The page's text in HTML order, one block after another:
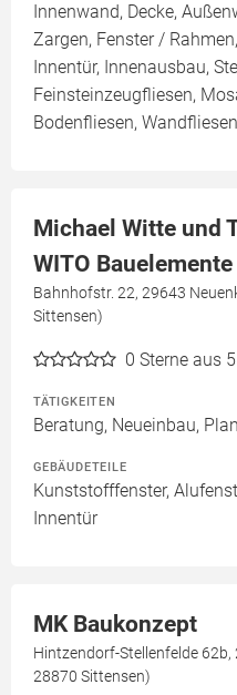
Innenwand, Decke,
Zargen, Fenster /
Innentür, Innenausbau,
Feinsteinzeugfliesen,
Bodenfliesen,
Michael Witte und
WITO Bauelemente
Bahnhofstr. 22, 29643
Sittensen)
0 Sterne aus
TÄTIGKEITEN
Beratung, Neueinbau,
GEBÄUDETEILE
Kunststofffenster,
Innentür
MK Baukonzept
Hintzendorf-Stellenfelde
28870 Sittensen)